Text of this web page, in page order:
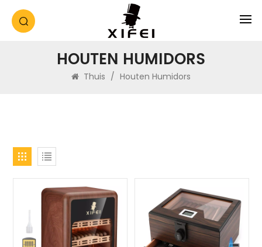
HOUTEN HUMIDORS
Thuis / Houten Humidors